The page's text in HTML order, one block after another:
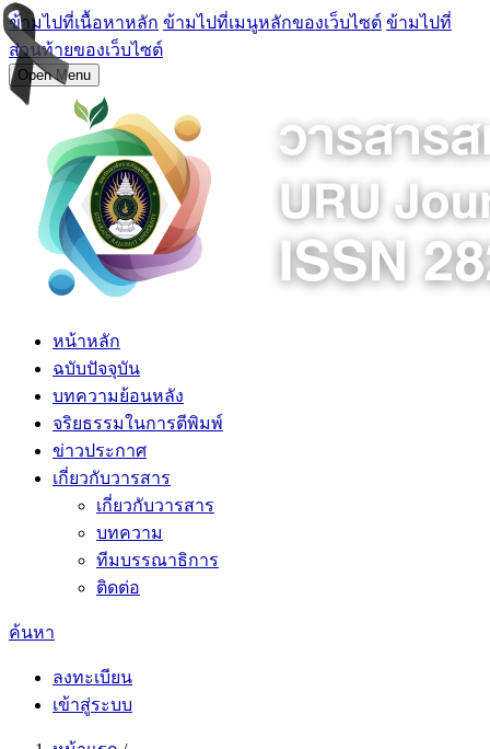
ข้ามไปที่เนื้อหาหลัก ข้ามไปที่เมนูหลักของเว็บไซต์ ข้ามไปที่
ส่วนท้ายของเว็บไซต์
Open Menu
หน้าหลัก
ฉบับปัจจุบัน
บทความย้อนหลัง
จริยธรรมในการตีพิมพ์
ข่าวประกาศ
เกี่ยวกับวารสาร
เกี่ยวกับวารสาร
บทความ
ทีมบรรณาธิการ
ติดต่อ
ค้นหา
ลงทะเบียน
เข้าสู่ระบบ